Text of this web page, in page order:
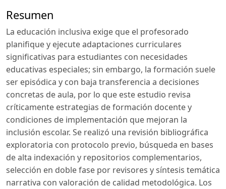
Resumen
La educación inclusiva exige que el profesorado
planifique y ejecute adaptaciones curriculares
significativas para estudiantes con necesidades
educativas especiales; sin embargo, la formación suele
ser episódica y con baja transferencia a decisiones
concretas de aula, por lo que este estudio revisa
críticamente estrategias de formación docente y
condiciones de implementación que mejoran la
inclusión escolar. Se realizó una revisión bibliográfica
exploratoria con protocolo previo, búsqueda en bases
de alta indexación y repositorios complementarios,
selección en doble fase por revisores y síntesis temática
narrativa con valoración de calidad metodológica. Los